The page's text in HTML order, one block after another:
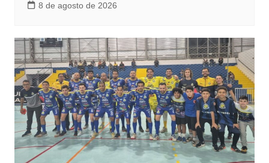
8 de agosto de 2026